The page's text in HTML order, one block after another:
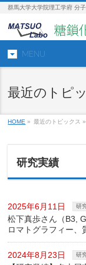
群馬大学大学院理工学府 分
MENU
最近のトピ
HOME » 最近のトピックス »
研究実績
2025年6月11日 研
松下真歩さん（B3,
ロマトグラフィー、
2024年8月23日 研